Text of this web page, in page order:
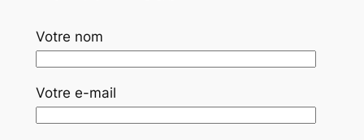
Votre nom
Votre e-mail